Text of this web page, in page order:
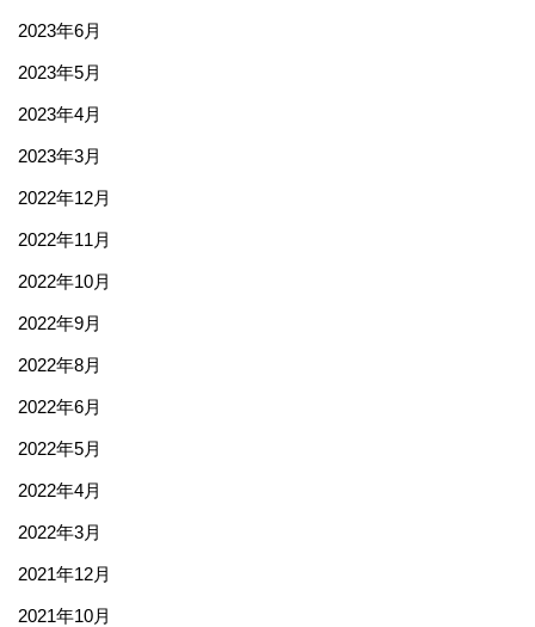
2023年6月
2023年5月
2023年4月
2023年3月
2022年12月
2022年11月
2022年10月
2022年9月
2022年8月
2022年6月
2022年5月
2022年4月
2022年3月
2021年12月
2021年10月